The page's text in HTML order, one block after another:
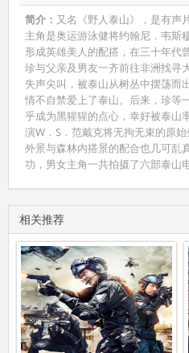
简介： 又名《野人泰山》，是有声
主角是奥运游泳健将约翰尼．韦斯
形成英雄美人的配搭，在三十年代
珍与父亲及男友一齐前往非洲找寻
失声尖叫，被泰山从树丛中摆荡而
情不自禁爱上了泰山。后来，珍等
乎成为黑猩猩的点心，幸好被泰山
演W．S．范戴克将无拘无束的原
外景与森林内搭景的配合也几可乱
功，男女主角一共拍摄了六部泰山电
相关推荐